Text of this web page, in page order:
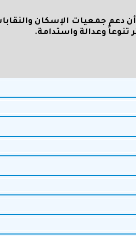
دعم جمعيات الإسكان
تنوعاً وعدالة واستدامة.